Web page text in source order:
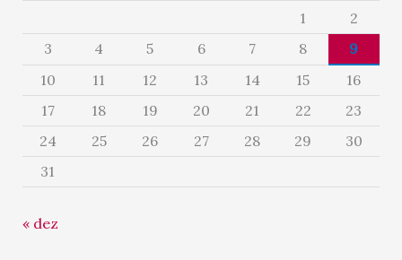
1
2
3
4 5 6 7 8
9
10
11 12 13 14 15
16
17
18 19 20 21 22
23
24
25 26 27 28 29
30
31
« dez